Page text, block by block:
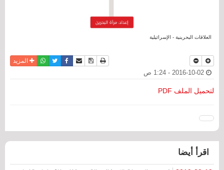
العلاقات البحرينية - الإسرائيلية
نسخة للطباعة
حفظ الموضوع
أرسل الى صديق
فيسبوكتويترواتسابالمزيد
لتحميل الملف PDF
اقرأ أيضا